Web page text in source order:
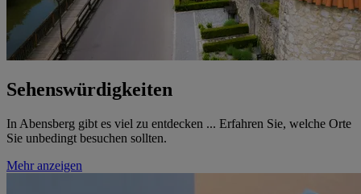
Sehenswürdigkeiten
In Abensberg gibt es viel zu entdecken ... Erfahren Sie, welche Orte
Sie unbedingt besuchen sollten.
Mehr anzeigen